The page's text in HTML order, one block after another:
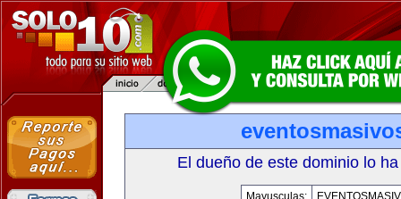
El dueño de este dominio lo
Mayusculas: